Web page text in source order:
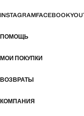
INSTAGRAMFACEBOOK
ПОМОЩЬ
МОИ ПОКУПКИ
ВОЗВРАТЫ
КОМПАНИЯ